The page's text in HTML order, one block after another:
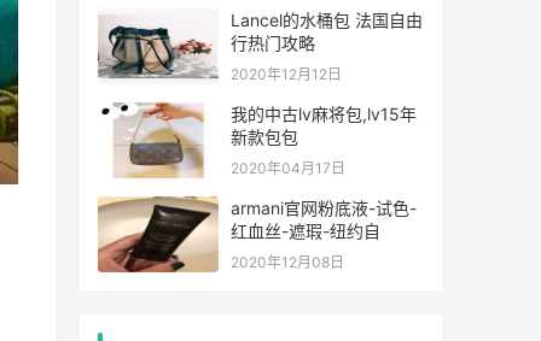
Lancel的水桶包 法国自由
行热门攻略
2020年12月12日
我的中古lv麻将包,lv15年
新款包包
2020年04月17日
armani官网粉底液-试色-
红血丝-遮瑕-纽约自
2020年12月08日